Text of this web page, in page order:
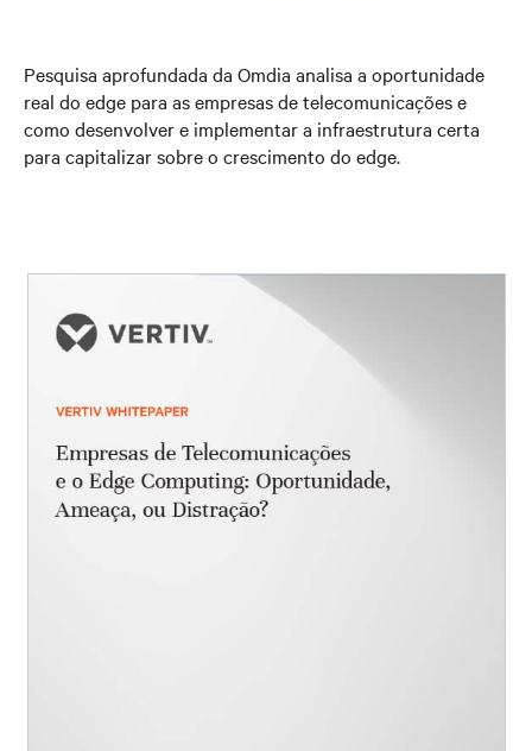
Pesquisa aprofundada da Omdia analisa a oportunidade
real do edge para as empresas de telecomunicações e
como desenvolver e implementar a infraestrutura certa
para capitalizar sobre o crescimento do edge.